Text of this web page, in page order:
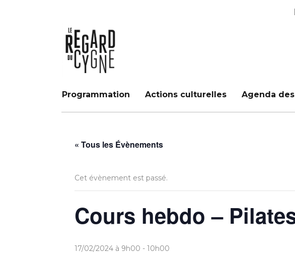
Programmation Actions culturelles Agenda
« Tous les Évènements
Cet évènement est passé.
Cours hebdo –
17/02/2024 à 9h00 - 10h00